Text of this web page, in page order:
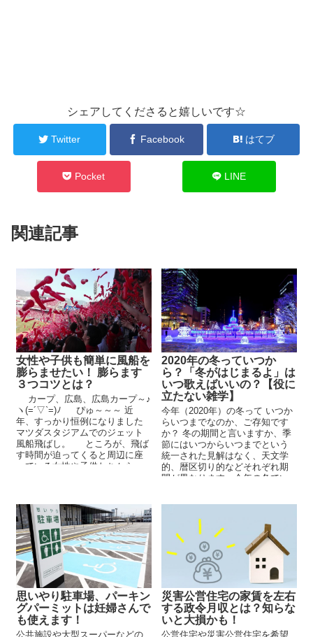
シェアしてくださると嬉しいです☆
Twitter Facebook はてブ
Pocket LINE
関連記事
女性や子供も簡単に風船を
膨らませたい！ 膨らます
３つコツとは？
カープ、広島、広島カープ～♪
ヽ(=´▽`=)ﾉ ぴゅ～～～ 近
年、すっかり恒例になりました
マツダスタジアムでのジェット
風船飛ばし。 ところが、飛ば
す時間が迫ってくると周辺に座
っている女性や子供たちから ...
2020年の冬っていつか
ら？「冬がはじまるよ」は
いつ歌えばいいの？【役に
立たない雑学】
今年（2020年）の冬って いつか
らいつまでなのか、ご存知です
か？ 冬の期間と言いますか、季
節にはいつからいつまでという
統一された見解はなく、天文学
的、暦区切り的などそれぞれ期
間が異なります。今年の冬でい
思いやり駐車場、パーキン
グパーミットは妊婦さんで
も使えます！
公共施設や大型スーパーなどの
災害公営住宅の家賃を左右
する政令月収とは？知らな
いと大損かも！
公営住宅や災害公営住宅を希望